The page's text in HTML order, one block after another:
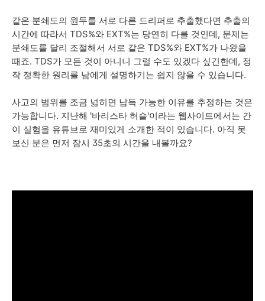
같은 분쇄도의 원두를 서로 다른 드리퍼로 추출했다면 추출의
시간에 따라서 TDS%와 EXT%는 당연히 다를 것인데, 문제는
분쇄도를 달리 조절해서 서로 같은 TDS%와 EXT%가 나왔을
때죠. TDS가 모든 것이 아니니 그럴 수도 있겠다 싶긴한데, 정
작 정확한 원리를 남에게 설명하기는 쉽지 않을 수 있습니다.
사고의 범위를 조금 넓히면 납득 가능한 이유를 추정하는 것은
가능합니다. 지난해 '바리스타 허슬'이라는 웹사이트에서는 간
이 실험을 유튜브로 재미있게 소개한 적이 있습니다. 아직 못
보신 분은 먼저 잠시 35초의 시간을 내볼까요?